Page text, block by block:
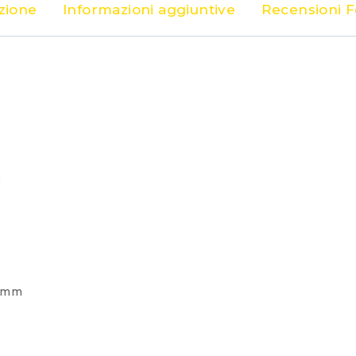
Informazioni aggiuntive Recensioni